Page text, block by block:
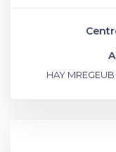
HAY